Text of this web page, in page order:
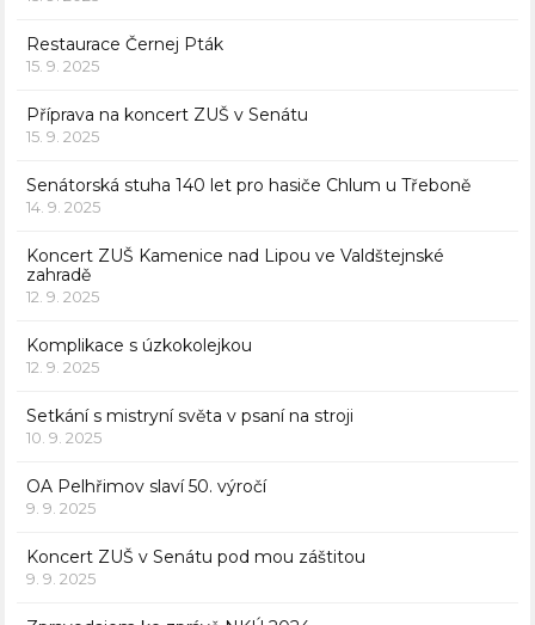
Restaurace Černej Pták
15. 9. 2025
Příprava na koncert ZUŠ v Senátu
15. 9. 2025
Senátorská stuha 140 let pro hasiče Chlum u Třeboně
14. 9. 2025
Koncert ZUŠ Kamenice nad Lipou ve Valdštejnské
zahradě
12. 9. 2025
Komplikace s úzkokolejkou
12. 9. 2025
Setkání s mistryní světa v psaní na stroji
10. 9. 2025
OA Pelhřimov slaví 50. výročí
9. 9. 2025
Koncert ZUŠ v Senátu pod mou záštitou
9. 9. 2025